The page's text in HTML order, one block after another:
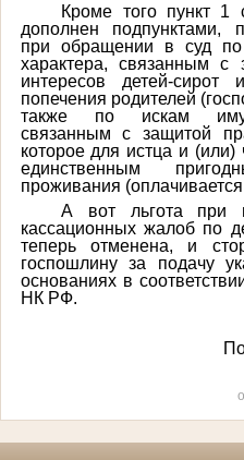
Кроме того пункт
дополнен подпунктами,
при обращении в суд по
характера, связанным
интересов детей-
попечения родителей
также по искам
связанным с защитой
которое для истца и (или)
единственным
проживания
А вот льгота при
кассационных жалоб по
теперь отменена, и
госпошлину за подачу
основаниях в
НК РФ.